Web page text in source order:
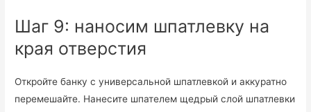
Шаг 9: наносим шпатлевку на
края отверстия
Откройте банку с универсальной шпатлевкой и аккуратно
перемешайте. Нанесите шпателем щедрый слой шпатлевки